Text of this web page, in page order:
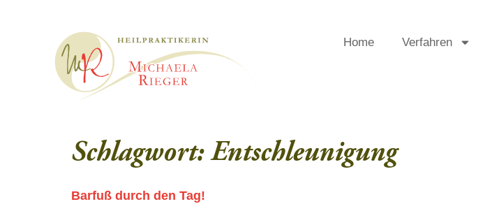
Home Verfahren
Schlagwort:Entschleunigung
Barfuß durch den Tag!